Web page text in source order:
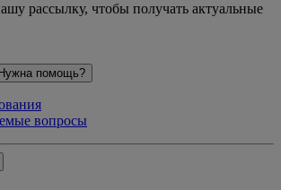
рассылку, чтобы получать актуальные
Нужна помощь?
вопросы